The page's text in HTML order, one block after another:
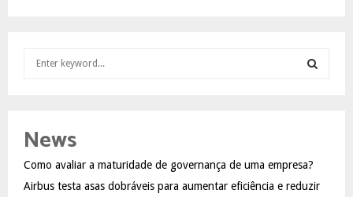
h
o
r
R
News
Como avaliar a maturidade de governança de uma empresa?
Airbus testa asas dobráveis para aumentar eficiência e reduzir